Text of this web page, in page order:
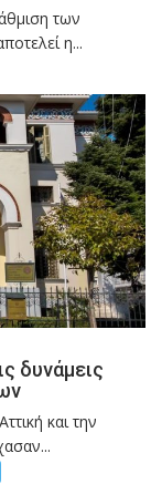
των
η...
δυνάμεις
και την